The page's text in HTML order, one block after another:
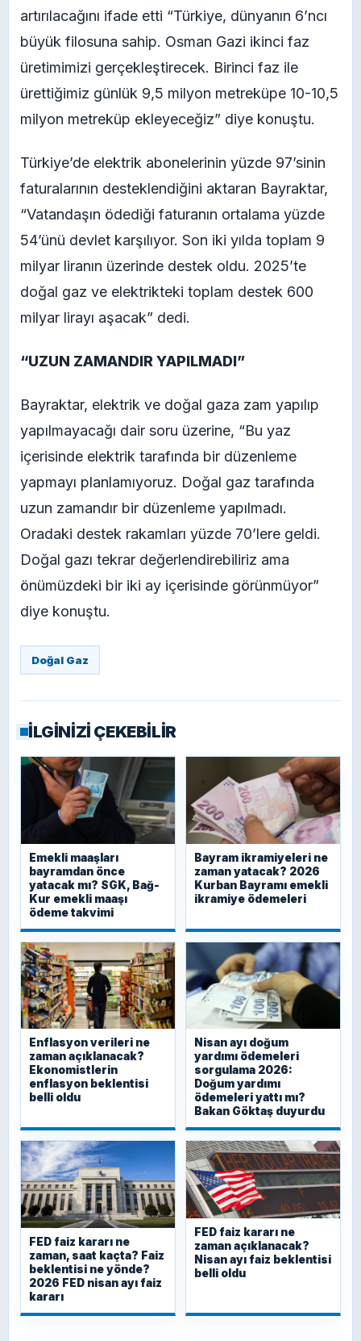
artırılacağını ifade etti “Türkiye, dünyanın 6’ncı
büyük filosuna sahip. Osman Gazi ikinci faz
üretimimizi gerçekleştirecek. Birinci faz ile
ürettiğimiz günlük 9,5 milyon metreküpe 10-10,5
milyon metreküp ekleyeceğiz” diye konuştu.
Türkiye’de elektrik abonelerinin yüzde 97’sinin
faturalarının desteklendiğini aktaran Bayraktar,
“Vatandaşın ödediği faturanın ortalama yüzde
54’ünü devlet karşılıyor. Son iki yılda toplam 9
milyar liranın üzerinde destek oldu. 2025’te
doğal gaz ve elektrikteki toplam destek 600
milyar lirayı aşacak” dedi.
“UZUN ZAMANDIR YAPILMADI”
Bayraktar, elektrik ve doğal gaza zam yapılıp
yapılmayacağı dair soru üzerine, “Bu yaz
içerisinde elektrik tarafında bir düzenleme
yapmayı planlamıyoruz. Doğal gaz tarafında
uzun zamandır bir düzenleme yapılmadı.
Oradaki destek rakamları yüzde 70’lere geldi.
Doğal gazı tekrar değerlendirebiliriz ama
önümüzdeki bir iki ay içerisinde görünmüyor”
diye konuştu.
Doğal Gaz
İLGİNİZİ ÇEKEBİLİR
Emekli maaşları
bayramdan önce
yatacak mı? SGK, Bağ-
Kur emekli maaşı
ödeme takvimi
Bayram ikramiyeleri ne
zaman yatacak? 2026
Kurban Bayramı emekli
ikramiye ödemeleri
Enflasyon verileri ne
zaman açıklanacak?
Ekonomistlerin
enflasyon beklentisi
belli oldu
Nisan ayı doğum
yardımı ödemeleri
sorgulama 2026:
Doğum yardımı
ödemeleri yattı mı?
Bakan Göktaş duyurdu
FED faiz kararı ne
zaman, saat kaçta? Faiz
beklentisi ne yönde?
2026 FED nisan ayı faiz
kararı
FED faiz kararı ne
zaman açıklanacak?
Nisan ayı faiz beklentisi
belli oldu